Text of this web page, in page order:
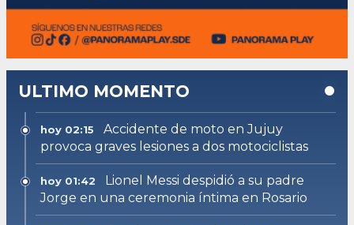
ULTIMO MOMENTO
hoy 02:15
Accidente de moto en Jujuy
provoca graves lesiones a dos motociclistas
hoy 01:42
Lionel Messi despidió a su padre
Jorge en una ceremonia íntima en Rosario